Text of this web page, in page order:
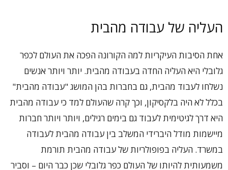
העליה של עבודה מהבית
אחת הסיבות העיקריות למה הקורונה הפכה את העולם לכפר
גלובלי היא העליה החדה בעבודה מהבית. יותר ויותר אנשים
נשלחו לעבוד מהבית, גם בחברות בהן המושג "עבודה מהבית"
בכלל לא היה בלקסיקון, וכך קרה שהעולם למד כי עבודה מהבית
היא דרך לגיטימית לעבוד גם בימים רגילים, ויותר ויותר חברות
מיישמות מודל היברידי המשלב בין עבודה מהבית לעבודה
במשרד. העליה בפופולריות של עבודה מהבית תורמת
משמעותית להיותו של העולם כפר גלובלי שכן כבר היום – וסביר